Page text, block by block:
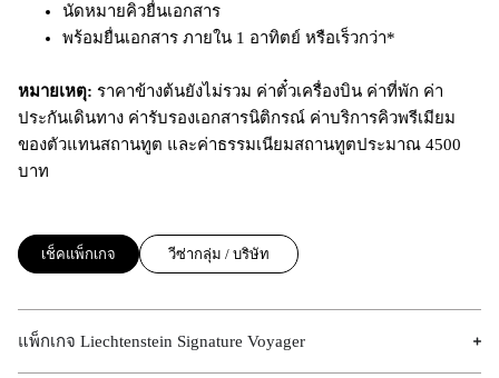
นัดหมายคิวยื่นเอกสาร
พร้อมยื่นเอกสาร ภายใน 1 อาทิตย์ หรือเร็วกว่า*
หมายเหตุ: ราคาข้างต้นยังไม่รวม ค่าตั๋วเครื่องบิน ค่าที่พัก ค่า
ประกันเดินทาง ค่ารับรองเอกสารนิติกรณ์ ค่าบริการคิวพรีเมียม
ของตัวแทนสถานทูต และค่าธรรมเนียมสถานทูตประมาณ 4500
บาท
เช็คแพ็กเกจ วีซ่ากลุ่ม / บริษัท
แพ็กเกจ Liechtenstein Signature Voyager